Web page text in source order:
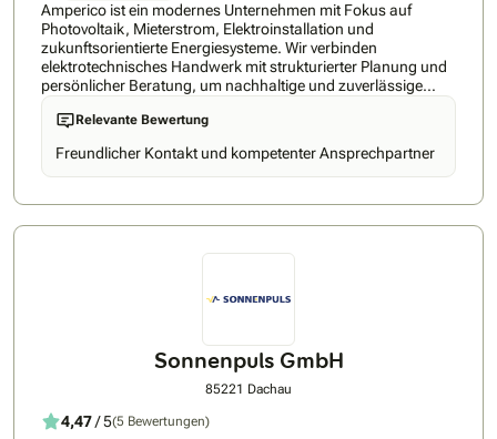
Amperico ist ein modernes Unternehmen mit Fokus auf
Photovoltaik, Mieterstrom, Elektroinstallation und
zukunftsorientierte Energiesysteme. ​Wir verbinden
elektrotechnisches Handwerk mit strukturierter Planung und
persönlicher Beratung, um nachhaltige und zuverlässige
Lösungen zu schaffen. Uns ist besonders wichtig,
hochwertige Lösungen mit klarer Planung, transparenter
Kommunikation und einer sauberen Umsetzung zu
realisieren.​Statt Standardlösungen setzen wir auf individuell
abgestimmte Konzepte, die langfristig funktionieren und sich
Relevante Bewertung
Freundlicher Kontakt und kompetenter Ansprechpartner
Sonnenpuls GmbH
85221 Dachau
4,47/ 5(5 Bewertungen)